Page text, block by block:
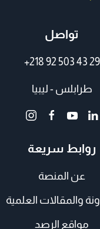
تواصل
+218 92 503 43 29
طرابلس - ليبيا
روابط سريعة
عن المنصة
والمقالات العلمية
مواقع الرصد